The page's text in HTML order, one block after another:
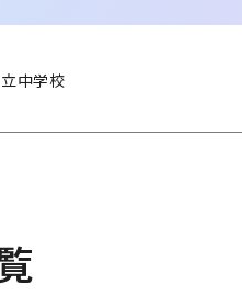
中学校